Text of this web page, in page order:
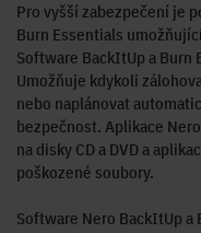
Pro vyšší zabezpečení je
Burn Essentials
Software BackItUp a Burn
Umožňuje kdykoli
nebo naplánovat
bezpečnost. Aplikace
na disky CD a DVD a
poškozené soubory.
Software Nero BackItUp